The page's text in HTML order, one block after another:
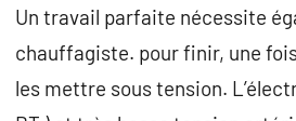
Un travail parfaite nécessite
chauffagiste. pour finir, une
les mettre sous tension.